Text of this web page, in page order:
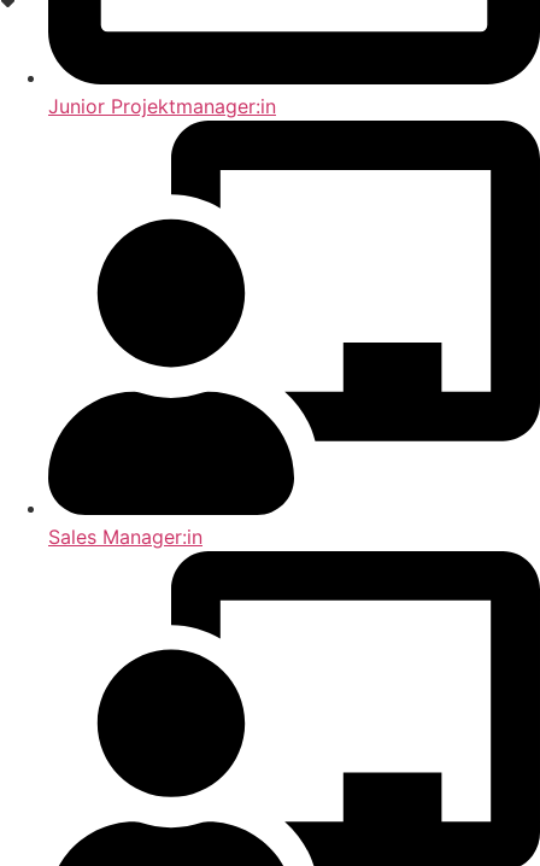
Junior Projektmanager:in
Sales Manager:in